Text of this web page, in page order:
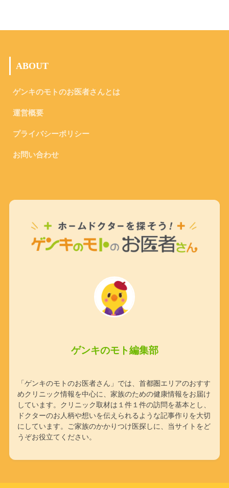
ABOUT
ゲンキのモトのお医者さんとは
運営概要
プライバシーポリシー
お問い合わせ
ゲンキのモト編集部
「ゲンキのモトのお医者さん」では、首都圏エリアのおすす
めクリニック情報を中心に、家族のための健康情報をお届け
しています。クリニック取材は１件１件の訪問を基本とし、
ドクターのお人柄や想いを伝えられるような記事作りを大切
にしています。ご家族のかかりつけ医探しに、当サイトをど
うぞお役立てください。